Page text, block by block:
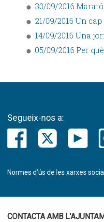
30/09/2016
21/09/2016 Un
14/09/2016 Una
05/09/2016 Per
Segueix-nos a:
Normes d’ús de les xarxes
CONTACTA AMB